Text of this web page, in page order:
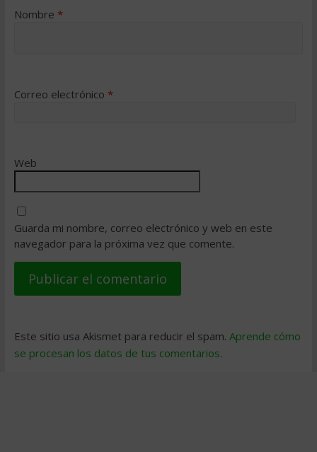
Nombre *
Correo electrónico *
Web
Guarda mi nombre, correo electrónico y web en este
navegador para la próxima vez que comente.
Este sitio usa Akismet para reducir el spam. Aprende cómo
se procesan los datos de tus comentarios.